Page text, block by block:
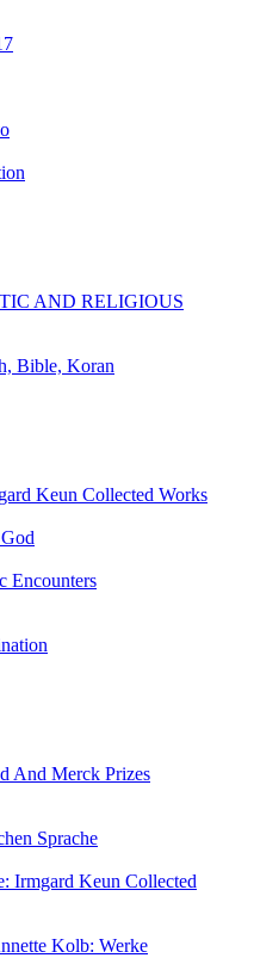
AND RELIGIOUS
Bible, Koran
Keun Collected Works
Encounters
And Merck Prizes
Sprache
Irmgard Keun Collected
Kolb: Werke